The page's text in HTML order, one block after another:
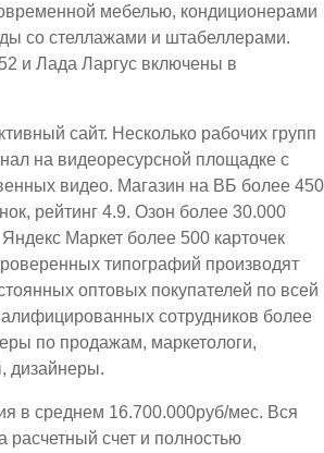
мебелью, кондиционерами
со стеллажами и штабеллерами.
и Лада Ларгус включены в
сайт. Несколько рабочих групп
на видеоресурсной площадке с
видео. Магазин на ВБ более 450
рейтинг 4.9. Озон более 30.000
Маркет более 500 карточек
типографий производят
оптовых покупателей по всей
сотрудников более
по продажам, маркетологи,
дизайнеры.
в среднем 16.700.000руб/мес. Вся
расчетный счет и полностью